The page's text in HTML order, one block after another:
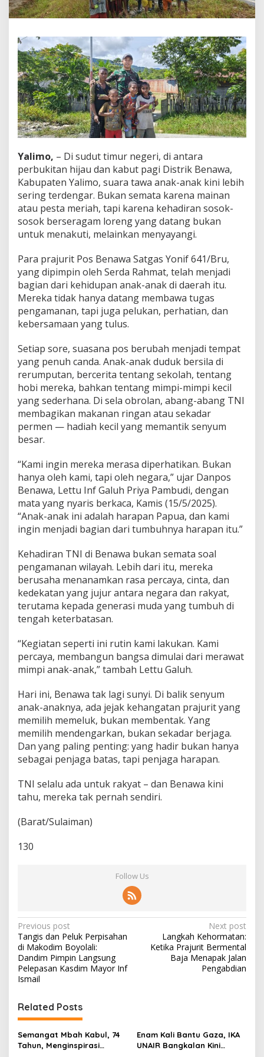
:
T
w
A
n
a
k
d
a
n
K
h
n
g
a
t
a
n
P
a
j
u
r
t
T
I
M
e
n
y
a
u
d
a
p
u
a
Yalimo, – Di sudut timur negeri, di antara
perbukitan hijau dan kabut pagi Distrik Benawa,
Kabupaten Yalimo, suara tawa anak-anak kini lebih
sering terdengar. Bukan semata karena mainan
atau pesta meriah, tapi karena kehadiran sosok-
sosok berseragam loreng yang datang bukan
untuk menakuti, melainkan menyayangi.
Para prajurit Pos Benawa Satgas Yonif 641/Bru,
yang dipimpin oleh Serda Rahmat, telah menjadi
bagian dari kehidupan anak-anak di daerah itu.
Mereka tidak hanya datang membawa tugas
pengamanan, tapi juga pelukan, perhatian, dan
kebersamaan yang tulus.
Setiap sore, suasana pos berubah menjadi tempat
yang penuh canda. Anak-anak duduk bersila di
rerumputan, bercerita tentang sekolah, tentang
hobi mereka, bahkan tentang mimpi-mimpi kecil
yang sederhana. Di sela obrolan, abang-abang TNI
membagikan makanan ringan atau sekadar
permen — hadiah kecil yang memantik senyum
besar.
“Kami ingin mereka merasa diperhatikan. Bukan
hanya oleh kami, tapi oleh negara,” ujar Danpos
Benawa, Lettu Inf Galuh Priya Pambudi, dengan
mata yang nyaris berkaca, Kamis (15/5/2025).
“Anak-anak ini adalah harapan Papua, dan kami
ingin menjadi bagian dari tumbuhnya harapan itu.”
Kehadiran TNI di Benawa bukan semata soal
pengamanan wilayah. Lebih dari itu, mereka
berusaha menanamkan rasa percaya, cinta, dan
kedekatan yang jujur antara negara dan rakyat,
terutama kepada generasi muda yang tumbuh di
tengah keterbatasan.
“Kegiatan seperti ini rutin kami lakukan. Kami
percaya, membangun bangsa dimulai dari merawat
mimpi anak-anak,” tambah Lettu Galuh.
Hari ini, Benawa tak lagi sunyi. Di balik senyum
anak-anaknya, ada jejak kehangatan prajurit yang
memilih memeluk, bukan membentak. Yang
memilih mendengarkan, bukan sekadar berjaga.
Dan yang paling penting: yang hadir bukan hanya
sebagai penjaga batas, tapi penjaga harapan.
TNI selalu ada untuk rakyat – dan Benawa kini
tahu, mereka tak pernah sendiri.
(Barat/Sulaiman)
130
Follow Us
P
o
s
t
a
v
i
Previous post
Tangis dan Peluk Perpisahan
di Makodim Boyolali:
Dandim Pimpin Langsung
Pelepasan Kasdim Mayor Inf
Ismail
Next post
Langkah Kehormatan:
Ketika Prajurit Bermental
Baja Menapak Jalan
Pengabdian
Related Posts
Semangat Mbah Kabul, 74
Tahun, Menginspirasi
Enam Kali Bantu Gaza, IKA
UNAIR Bangkalan Kini